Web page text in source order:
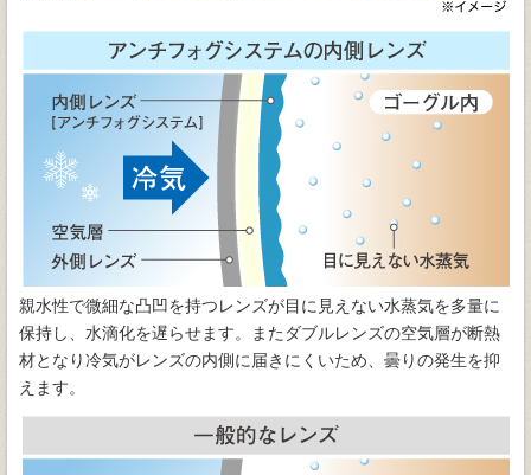
親水性で微細な凸凹を持つレンズが目に見えない水蒸気を多量に
保持し、水滴化を遅らせます。またダブルレンズの空気層が断熱
材となり冷気がレンズの内側に届きにくいため、曇りの発生を抑
えます。